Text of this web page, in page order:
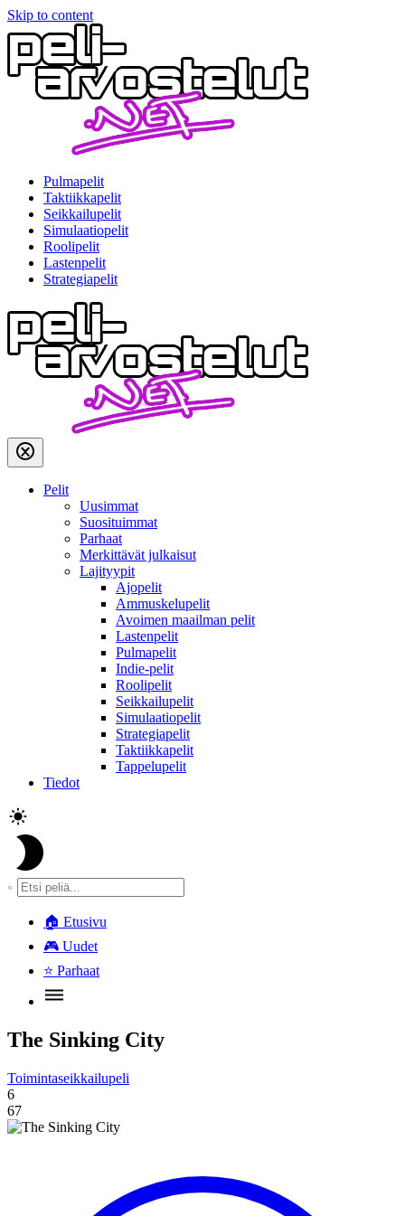
Skip to content
Pulmapelit
Taktiikkapelit
Seikkailupelit
Simulaatiopelit
Roolipelit
Lastenpelit
Strategiapelit
Pelit
Uusimmat
Suosituimmat
Parhaat
Merkittävät julkaisut
Lajityypit
Ajopelit
Ammuskelupelit
Avoimen maailman pelit
Lastenpelit
Pulmapelit
Indie-pelit
Roolipelit
Seikkailupelit
Simulaatiopelit
Strategiapelit
Taktiikkapelit
Tappelupelit
Tiedot
🏠 Etusivu
🎮 Uudet
⭐ Parhaat
The Sinking City
Toimintaseikkailupeli
6
67